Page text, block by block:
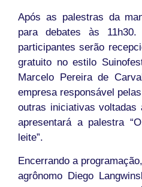
Após as palestras da
para debates às
participantes serão
gratuito no estilo
Marcelo Pereira de
empresa responsável
outras iniciativas voltadas
apresentará a palestra
leite”.
Encerrando a
agrônomo Diego